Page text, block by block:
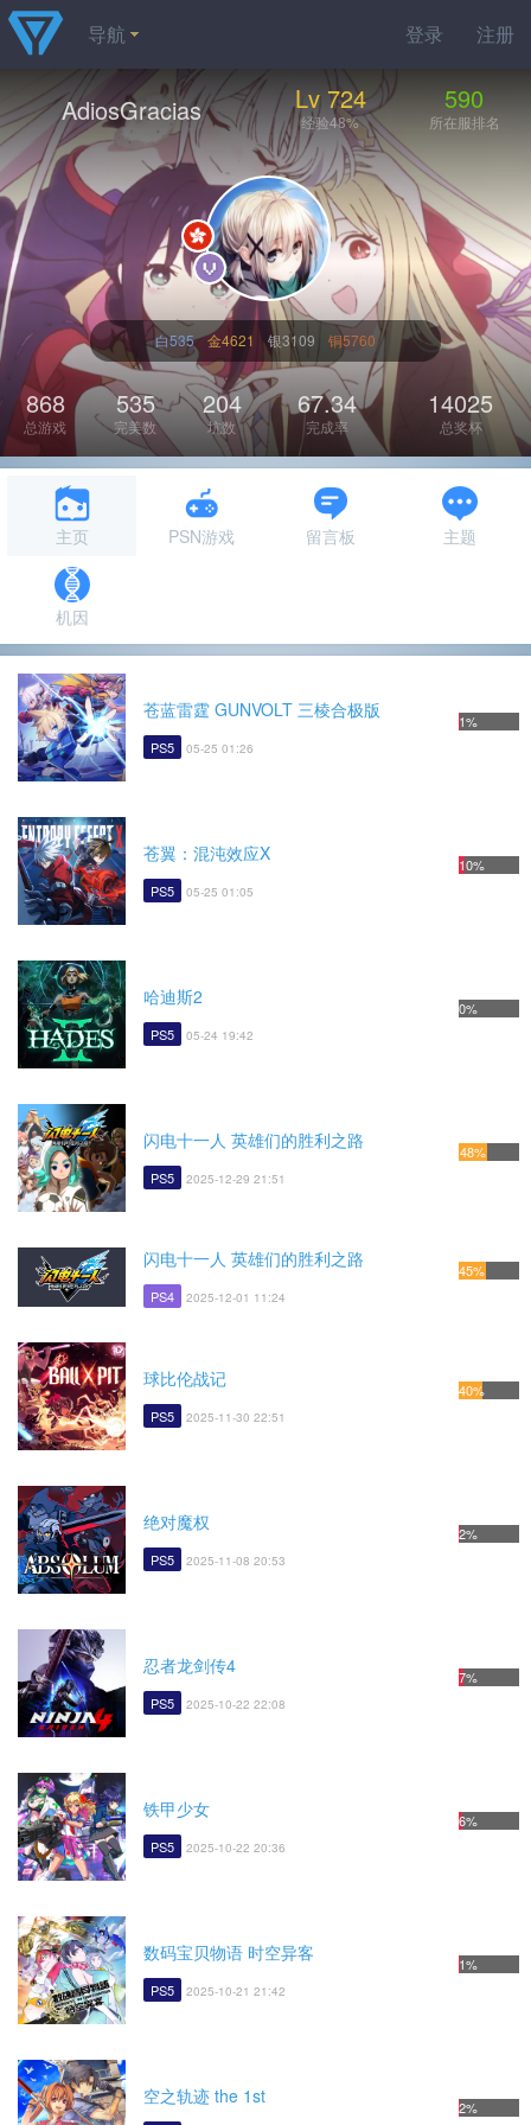
登录 注册
导航
AdiosGracias Lv 724
经验48%
590
所在服排名
白535 金4621 银3109 铜5760
868
总游戏
535
完美数
204
坑数
67.34
完成率
14025
总奖杯
主页 PSN游戏 留言板 主题
机因
苍蓝雷霆 GUNVOLT 三棱合极版
PS5 05-25 01:26
1%
苍翼：混沌效应X
PS5 05-25 01:05
10%
哈迪斯2
PS5 05-24 19:42
0%
闪电十一人 英雄们的胜利之路
PS5 2025-12-29 21:51
48%
闪电十一人 英雄们的胜利之路
PS4 2025-12-01 11:24
45%
球比伦战记
PS5 2025-11-30 22:51
40%
绝对魔权
PS5 2025-11-08 20:53
2%
忍者龙剑传4
PS5 2025-10-22 22:08
7%
铁甲少女
PS5 2025-10-22 20:36
6%
数码宝贝物语 时空异客
PS5 2025-10-21 21:42
1%
空之轨迹 the 1st 2%